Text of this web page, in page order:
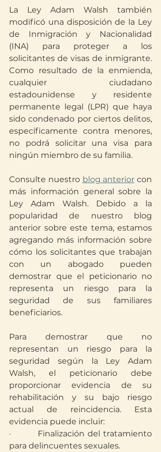
La Ley Adam Walsh también
modificó una disposición de la Ley
de Inmigración y Nacionalidad
(INA) para proteger a los
solicitantes de visas de inmigrante.
Como resultado de la enmienda,
cualquier ciudadano
estadounidense y residente
permanente legal (LPR) que haya
sido condenado por ciertos delitos,
específicamente contra menores,
no podrá solicitar una visa para
ningún miembro de su familia.
Consulte nuestro blog anterior con
más información general sobre la
Ley Adam Walsh. Debido a la
popularidad de nuestro blog
anterior sobre este tema, estamos
agregando más información sobre
cómo los solicitantes que trabajan
con un abogado pueden
demostrar que el peticionario no
representa un riesgo para la
seguridad de sus familiares
beneficiarios.
Para demostrar que no
representan un riesgo para la
seguridad según la Ley Adam
Walsh, el peticionario debe
proporcionar evidencia de su
rehabilitación y su bajo riesgo
actual de reincidencia. Esta
evidencia puede incluir:
·         Finalización del tratamiento
para delincuentes sexuales.